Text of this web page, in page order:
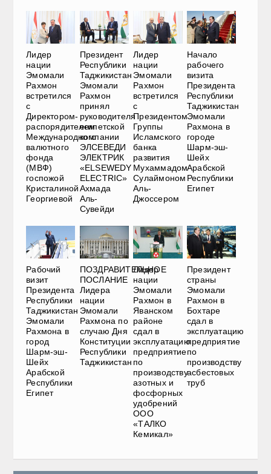
Лидер
нации
Эмомали
Рахмон
встретился
с
Директором-
распорядителем
Международного
валютного
фонда
(МВФ)
госпожой
Кристалиной
Георгиевой
Президент
Республики
Таджикистан
Эмомали
Рахмон
принял
руководителя
египетской
компании
ЭЛСЕВЕДИ
ЭЛЕКТРИК
«ELSEWEDY
ELECTRIC»
Ахмада
Аль-
Сувейди
Лидер
нации
Эмомали
Рахмон
встретился
с
Президентом
Группы
Исламского
банка
развития
Мухаммадом
Сулаймоном
Аль-
Джоссером
Начало
рабочего
визита
Президента
Республики
Таджикистан
Эмомали
Рахмона в
городе
Шарм-эш-
Шейх
Арабской
Республики
Египет
Рабочий
визит
Президента
Республики
Таджикистан
Эмомали
Рахмона в
город
Шарм-эш-
Шейх
Арабской
Республики
Египет
ПОЗДРАВИТЕЛЬНОЕ
ПОСЛАНИЕ
Лидера
нации
Эмомали
Рахмона по
случаю Дня
Конституции
Республики
Таджикистан
Лидер
нации
Эмомали
Рахмон в
Яванском
районе
сдал в
эксплуатацию
предприятие
по
производству
азотных и
фосфорных
удобрений
ООО
«ТАЛКО
Кемикал»
Президент
страны
Эмомали
Рахмон в
Бохтаре
сдал в
эксплуатацию
предприятие
по
производству
асбестовых
труб